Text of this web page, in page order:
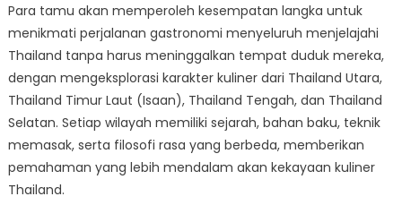
Para tamu akan memperoleh kesempatan langka untuk
menikmati perjalanan gastronomi menyeluruh menjelajahi
Thailand tanpa harus meninggalkan tempat duduk mereka,
dengan mengeksplorasi karakter kuliner dari Thailand Utara,
Thailand Timur Laut (Isaan), Thailand Tengah, dan Thailand
Selatan. Setiap wilayah memiliki sejarah, bahan baku, teknik
memasak, serta filosofi rasa yang berbeda, memberikan
pemahaman yang lebih mendalam akan kekayaan kuliner
Thailand.